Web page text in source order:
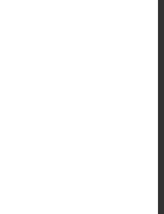
價日式料理，現點
滋味，百吃不膩
．平價火鍋湯底、
．倉庫改建的工
人氣鍋物二代店，
飯、部隊鍋、大
老店，肉粽、扁食